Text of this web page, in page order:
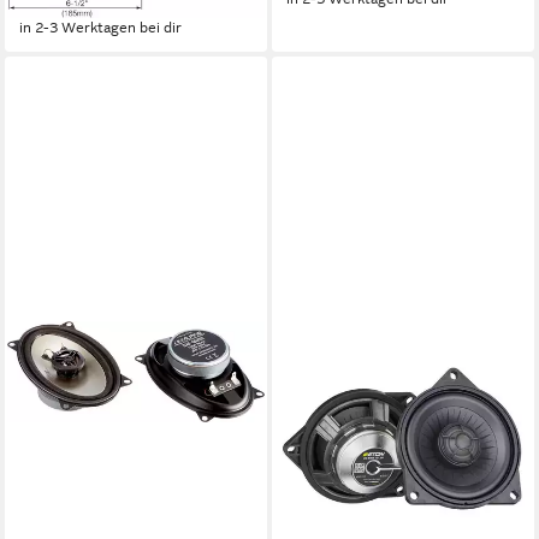
in 2-3 Werktagen bei dir